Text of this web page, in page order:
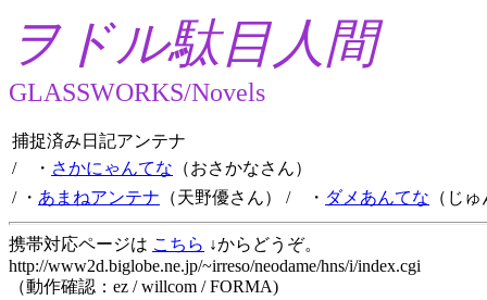
ヲドル駄目人間
GLASSWORKS/Novels
捕捉済み日記アンテナ
/ ・ さかにゃんてな （おさかなさん）
/ ・ あまねアンテナ （天野優さん） / ・ ダメあんてな （じ
携帯対応ページは こちら ↓からどうぞ。
http://www2d.biglobe.ne.jp/~irreso/neodame/hns/i/index.cgi
（動作確認：ez / willcom / FORMA)